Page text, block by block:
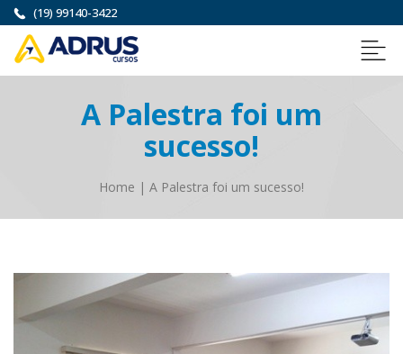
(19) 99140-3422
A Palestra foi um
sucesso!
Home | A Palestra foi um sucesso!